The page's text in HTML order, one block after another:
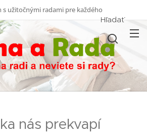
s užitočnými radami pre každého
Hľadať
nás prekvapí